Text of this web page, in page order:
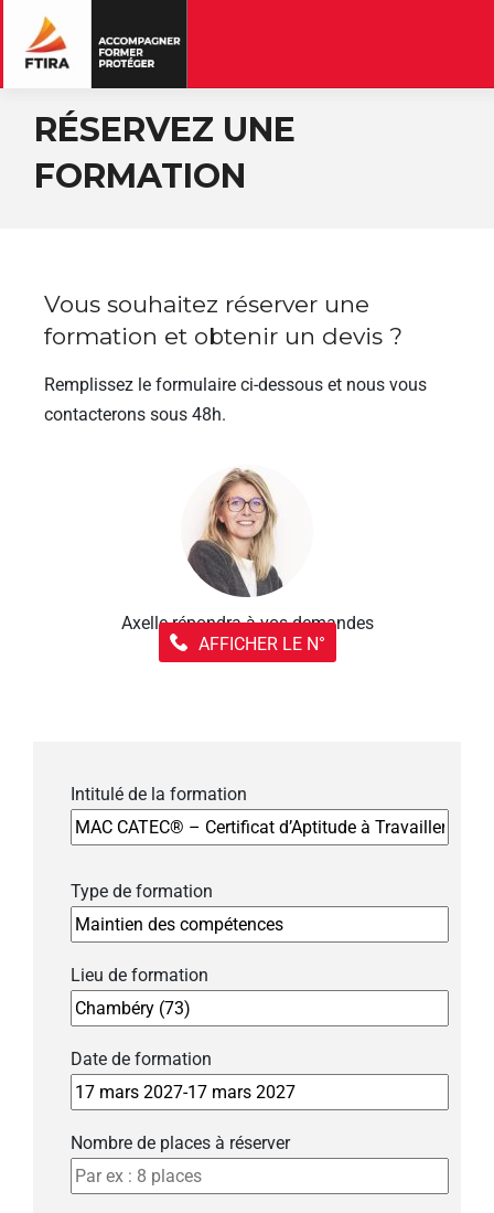
RÉSERVEZ UNE
FORMATION
Vous souhaitez réserver une
formation et obtenir un devis ?
Remplissez le formulaire ci-dessous et nous vous
contacterons sous 48h.
Axelle répondra à vos demandes
AFFICHER LE N°
Intitulé de la formation
Type de formation
Lieu de formation
Date de formation
Nombre de places à réserver